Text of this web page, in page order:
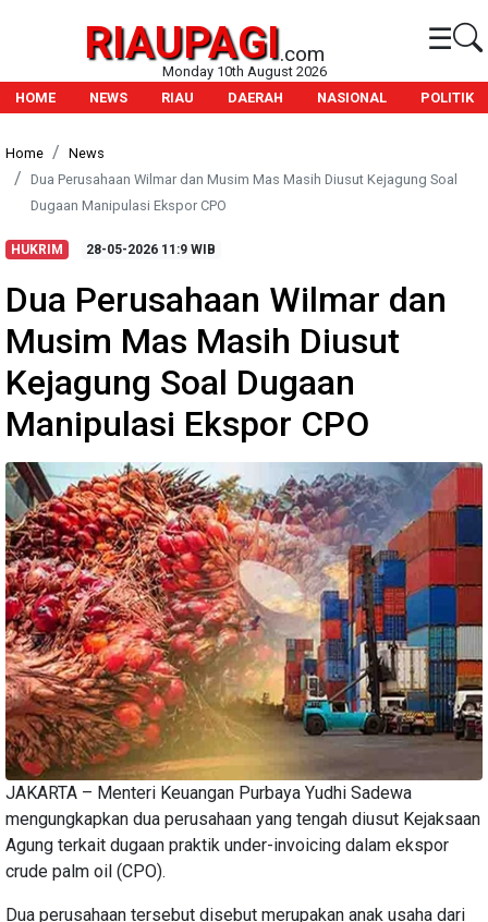
RIAUPAGI.com ☰
Monday 10th August 2026
HOME
NEWS RIAU DAERAH NASIONAL POLITIK
Home
News
Dua Perusahaan Wilmar dan Musim Mas Masih Diusut Kejagung Soal
Dugaan Manipulasi Ekspor CPO
HUKRIM 28-05-2026 11:9 WIB
Dua Perusahaan Wilmar dan
Musim Mas Masih Diusut
Kejagung Soal Dugaan
Manipulasi Ekspor CPO
JAKARTA – Menteri Keuangan Purbaya Yudhi Sadewa
mengungkapkan dua perusahaan yang tengah diusut Kejaksaan
Agung terkait dugaan praktik under-invoicing dalam ekspor
crude palm oil (CPO).
Dua perusahaan tersebut disebut merupakan anak usaha dari